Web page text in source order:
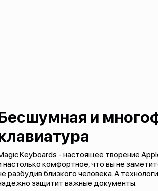
и
Keyboards - настоящее творение
настолько комфортное, что вы не
разбудив близкого человека. А
защитит важные документы.